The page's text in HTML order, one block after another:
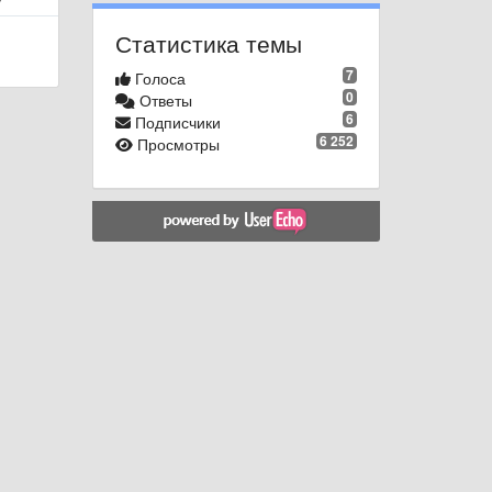
Статистика темы
7
Голоса
0
Ответы
6
Подписчики
6 252
Просмотры